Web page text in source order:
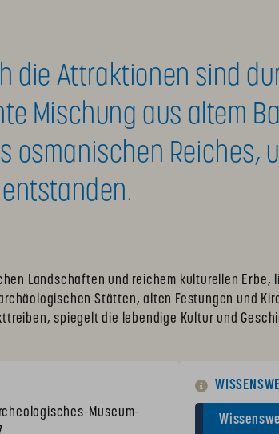
die Attraktionen sind
Mischung aus altem
osmanischen Reiches,
Landschaften und reichem kulturellen
Stätten, alten Festungen und
spiegelt die lebendige Kultur und